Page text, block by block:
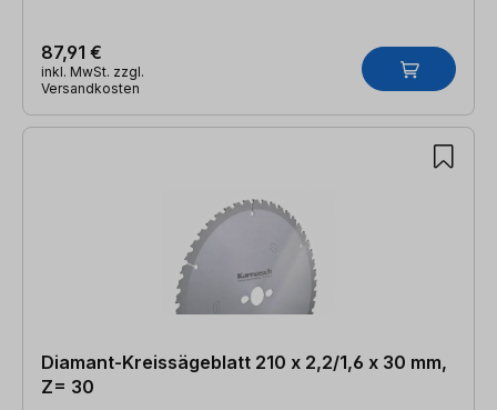
87,91 €
inkl. MwSt. zzgl.
Versandkosten
Diamant-Kreissägeblatt 210 x 2,2/1,6 x 30 mm,
Z= 30